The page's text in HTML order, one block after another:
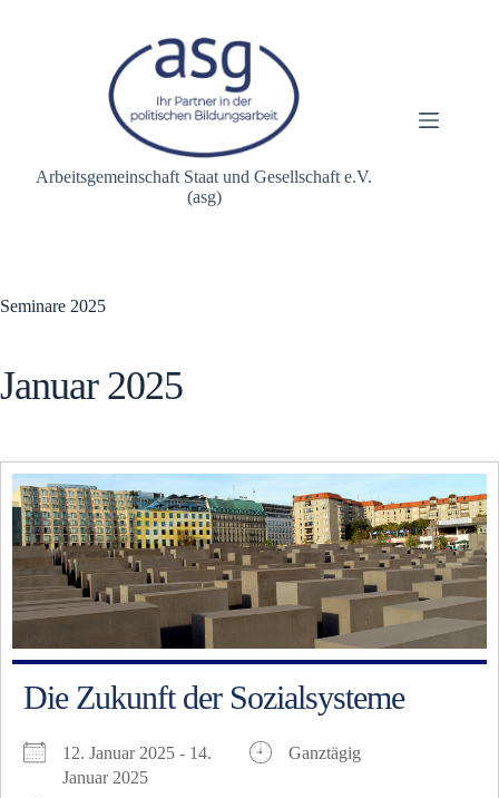
Arbeitsgemeinschaft Staat und Gesellschaft e.V.
(asg)
Seminare 2025
Januar 2025
Die Zukunft der Sozialsysteme
12. Januar 2025 - 14.
Januar 2025
Ganztägig